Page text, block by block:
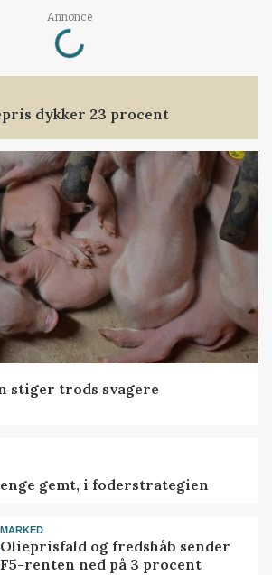
Annonce
Loading...
dykker 23 procent
stiger trods svagere
gemt, i foderstrategien
MARKED
Olieprisfald og fredshåb sender
F5-renten ned på 3 procent